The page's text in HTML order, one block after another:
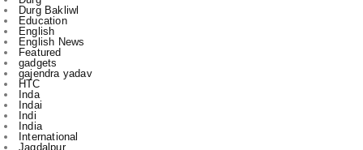
Featured
gadgets
gajendra yadav
HTC
Inda
Indai
Indi
India
International
Jagdalpur
Jashpur
jile
kasdol
Kawardha